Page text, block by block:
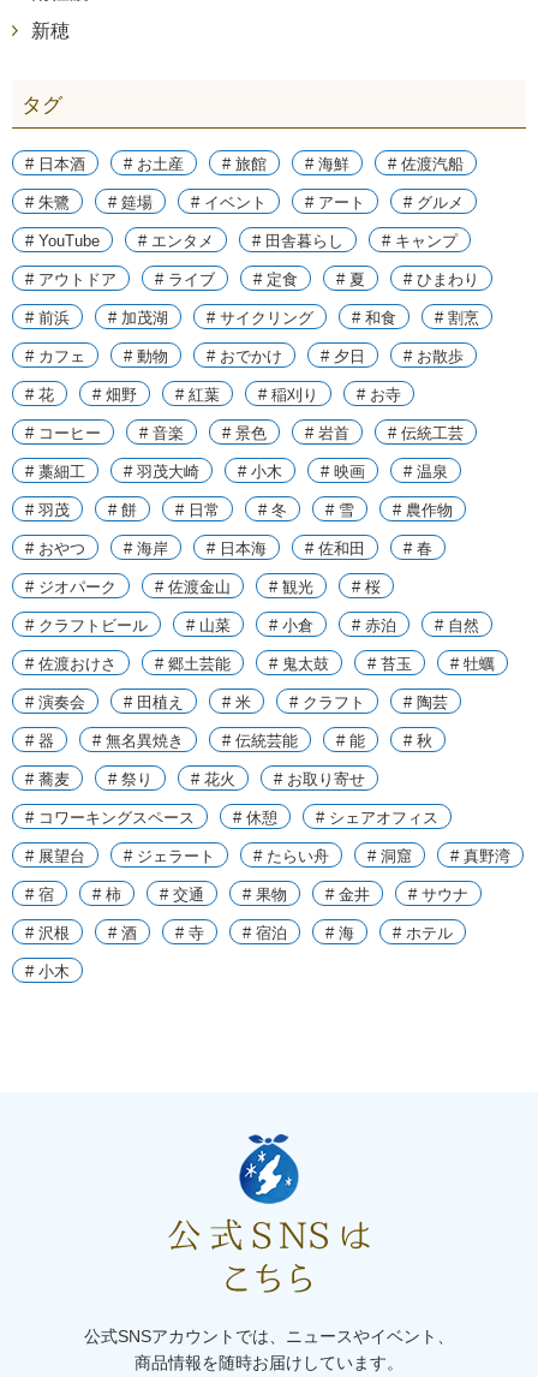
新穂
タグ
# 日本酒 # お土産 # 旅館 # 海鮮 # 佐渡汽船
# 朱鷺 # 筵場 # イベント # アート # グルメ
# YouTube # エンタメ # 田舎暮らし # キャンプ
# アウトドア # ライブ # 定食 # 夏 # ひまわり
# 前浜 # 加茂湖 # サイクリング # 和食 # 割烹
# カフェ # 動物 # おでかけ # 夕日 # お散歩
# 花 # 畑野 # 紅葉 # 稲刈り # お寺
# コーヒー # 音楽 # 景色 # 岩首 # 伝統工芸
# 藁細工 # 羽茂大崎 # 小木 # 映画 # 温泉
# 羽茂 # 餅 # 日常 # 冬 # 雪 # 農作物
# おやつ # 海岸 # 日本海 # 佐和田 # 春
# ジオパーク # 佐渡金山 # 観光 # 桜
# クラフトビール # 山菜 # 小倉 # 赤泊 # 自然
# 佐渡おけさ # 郷土芸能 # 鬼太鼓 # 苔玉 # 牡蠣
# 演奏会 # 田植え # 米 # クラフト # 陶芸
# 器 # 無名異焼き # 伝統芸能 # 能 # 秋
# 蕎麦 # 祭り # 花火 # お取り寄せ
# コワーキングスペース # 休憩 # シェアオフィス
# 展望台 # ジェラート # たらい舟 # 洞窟 # 真野湾
# 宿 # 柿 # 交通 # 果物 # 金井 # サウナ
# 沢根 # 酒 # 寺 # 宿泊 # 海 # ホテル
# 小木
公式SNSアカウントでは、ニュースやイベント、
商品情報を随時お届けしています。